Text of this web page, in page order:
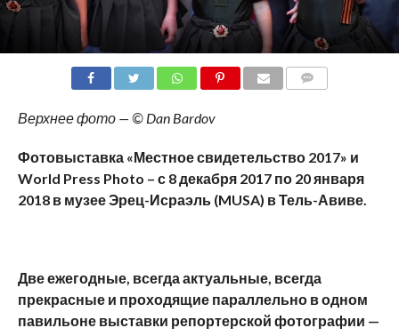
Верхнее фото — © Dan Bardov
Фотовыставка «Местное свидетельство 2017» и
World Press Photo – с 8 декабря 2017 по 20 января
2018 в музее Эрец-Исраэль (MUSA) в Тель-Авиве.
Две ежегодные, всегда актуальные, всегда
прекрасные и проходящие параллельно в одном
павильоне выставки репортерской фотографии —